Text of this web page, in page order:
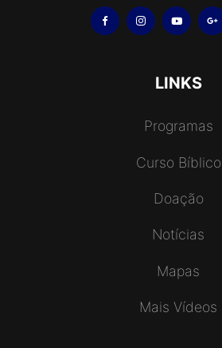
LINKS
Programas
Curso Bíblico
Doação
Notícias
Mapas
Mais Vídeos